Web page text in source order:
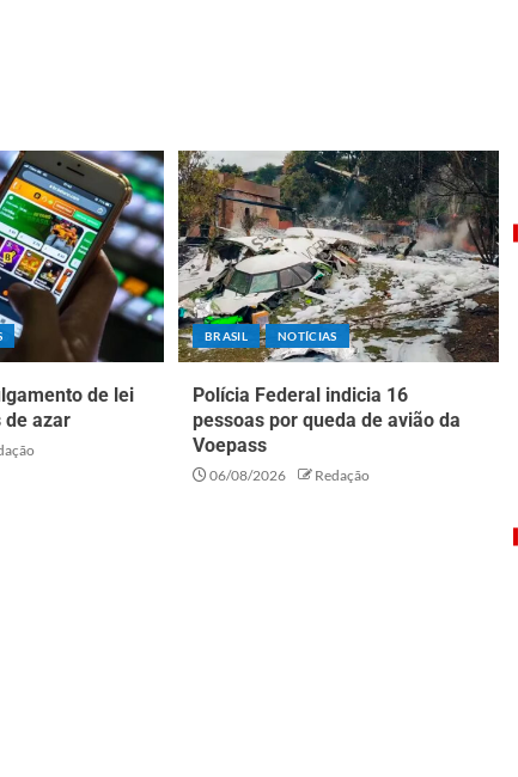
de lei
de azar
BRASIL NOTÍCIAS
Polícia Federal indicia 16
pessoas por queda de avião da
Voepass
06/08/2026 Redação